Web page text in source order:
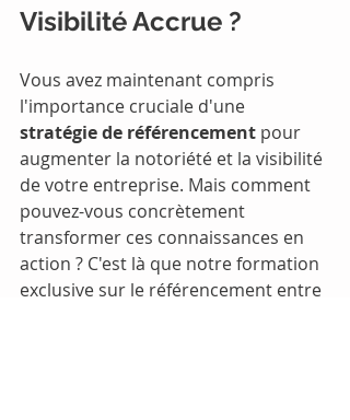
Visibilité Accrue ?
Vous avez maintenant compris
l'importance cruciale d'une
stratégie de référencement pour
augmenter la notoriété et la visibilité
de votre entreprise. Mais comment
pouvez-vous concrètement
transformer ces connaissances en
action ? C'est là que notre formation
exclusive sur le référencement entre